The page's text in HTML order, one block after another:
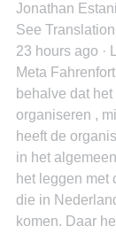
Jonathan
See Translation
23 hours ago ·
Meta
behalve dat
organiseren ,
heeft de
in het
het leggen met
die in
komen. Daar